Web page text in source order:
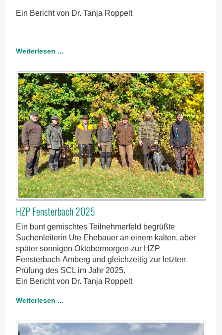
Ein Bericht von Dr. Tanja Roppelt
Weiterlesen ...
HZP Fensterbach 2025
Ein bunt gemischtes Teilnehmerfeld begrüßte
Suchenleiterin Ute Ehebauer an einem kalten, aber
später sonnigen Oktobermorgen zur HZP
Fensterbach-Amberg und gleichzeitig zur letzten
Prüfung des SCL im Jahr 2025.
Ein Bericht von Dr. Tanja Roppelt
Weiterlesen ...